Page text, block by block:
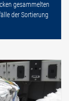
gesammelten
der Sortierung